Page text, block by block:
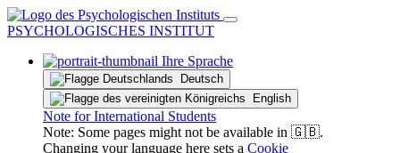
PSYCHOLOGISCHES INSTITUT
Ihre Sprache
Deutsch
English
Note for International Students
Note: Some pages might not be available in 🇬🇧.
Changing your language here sets a Cookie